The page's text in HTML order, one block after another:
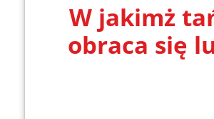
W jakimż
obraca się